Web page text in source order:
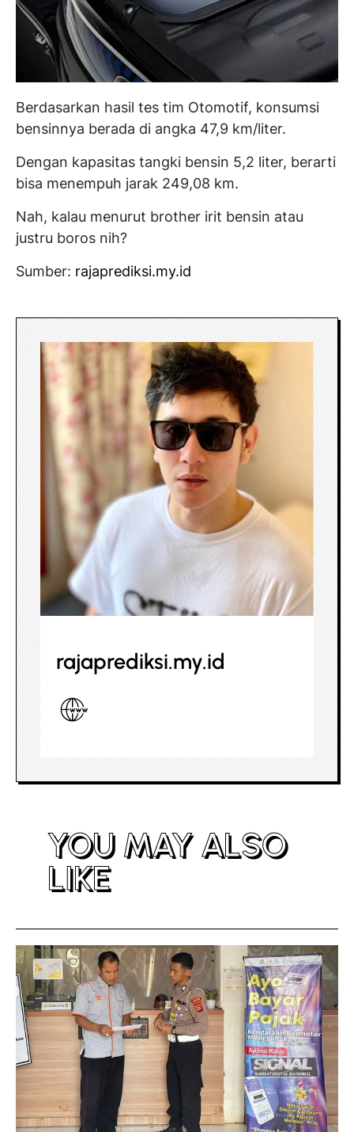
Berdasarkan hasil tes tim Otomotif, konsumsi
bensinnya berada di angka 47,9 km/liter.
Dengan kapasitas tangki bensin 5,2 liter, berarti
bisa menempuh jarak 249,08 km.
Nah, kalau menurut brother irit bensin atau
justru boros nih?
Sumber: rajaprediksi.my.id
rajaprediksi.my.id
YOU MAY ALSO
LIKE